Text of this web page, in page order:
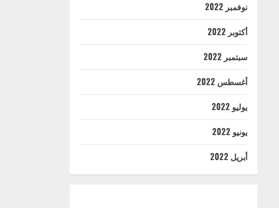
نوفمبر 2022
أكتوبر 2022
سبتمبر 2022
أغسطس 2022
يوليو 2022
يونيو 2022
أبريل 2022